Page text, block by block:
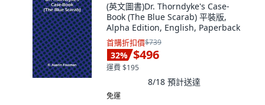
(英文圖書)Dr. Thorndyke's Case-
Book (The Blue Scarab) 平裝版,
Alpha Edition, English, Paperback
首購折扣價$739
32% $496
運費 $195
8/18 預計送達
免運